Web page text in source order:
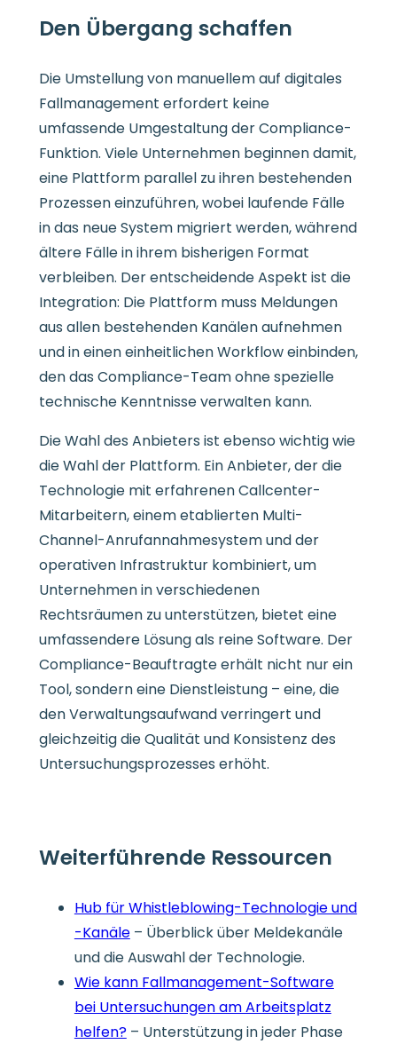
Den Übergang schaffen
Die Umstellung von manuellem auf digitales
Fallmanagement erfordert keine
umfassende Umgestaltung der Compliance-
Funktion. Viele Unternehmen beginnen damit,
eine Plattform parallel zu ihren bestehenden
Prozessen einzuführen, wobei laufende Fälle
in das neue System migriert werden, während
ältere Fälle in ihrem bisherigen Format
verbleiben. Der entscheidende Aspekt ist die
Integration: Die Plattform muss Meldungen
aus allen bestehenden Kanälen aufnehmen
und in einen einheitlichen Workflow einbinden,
den das Compliance-Team ohne spezielle
technische Kenntnisse verwalten kann.
Die Wahl des Anbieters ist ebenso wichtig wie
die Wahl der Plattform. Ein Anbieter, der die
Technologie mit erfahrenen Callcenter-
Mitarbeitern, einem etablierten Multi-
Channel-Anrufannahmesystem und der
operativen Infrastruktur kombiniert, um
Unternehmen in verschiedenen
Rechtsräumen zu unterstützen, bietet eine
umfassendere Lösung als reine Software. Der
Compliance-Beauftragte erhält nicht nur ein
Tool, sondern eine Dienstleistung – eine, die
den Verwaltungsaufwand verringert und
gleichzeitig die Qualität und Konsistenz des
Untersuchungsprozesses erhöht.
Weiterführende Ressourcen
Hub für Whistleblowing-Technologie und
-Kanäle– Überblick über Meldekanäle
und die Auswahl der Technologie.
Wie kann Fallmanagement-Software
bei Untersuchungen am Arbeitsplatz
helfen?– Unterstützung in jeder Phase